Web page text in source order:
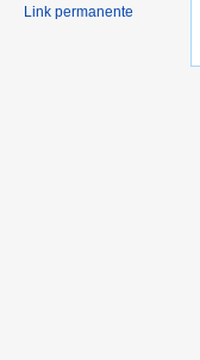
Link permanente